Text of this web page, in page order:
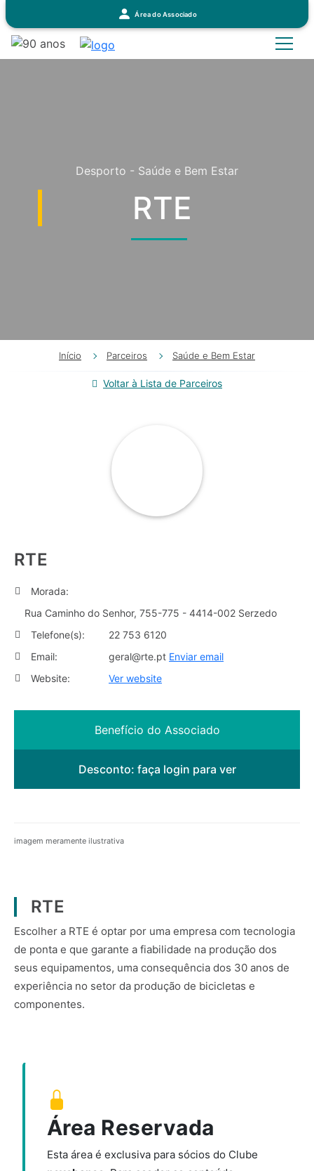
Área do Associado
Desporto - Saúde e Bem Estar
RTE
Início Parceiros Saúde e Bem Estar
Voltar à Lista de Parceiros
RTE
Morada:
Rua Caminho do Senhor, 755-775 - 4414-002 Serzedo
Telefone(s):
22 753 6120
Email:
geral@rte.pt Enviar email
Website:
Ver website
Benefício do Associado
Desconto: faça login para ver
imagem meramente ilustrativa
RTE
Escolher a RTE é optar por uma empresa com tecnologia
de ponta e que garante a fiabilidade na produção dos
seus equipamentos, uma consequência dos 30 anos de
experiência no setor da produção de bicicletas e
componentes.
Área Reservada
Esta área é exclusiva para sócios do Clube